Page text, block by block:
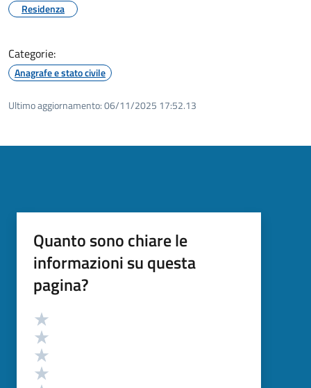
Residenza
Categorie:
Anagrafe e stato civile
Ultimo aggiornamento:06/11/2025 17:52.13
Quanto sono chiare le
informazioni su questa
pagina?
Valutazione